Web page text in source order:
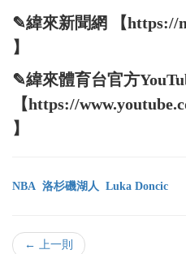
✎緯來新聞網 【https://
】
✎緯來體育台官方
【https://
】
NBA 洛杉磯湖人 Luka Doncic
← 上一則